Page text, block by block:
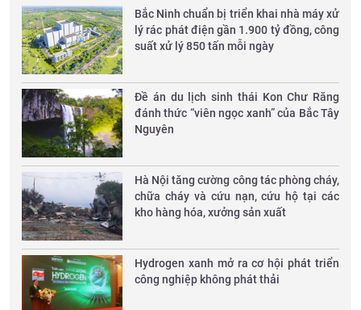
Bắc Ninh chuẩn bị triển khai nhà máy xử
lý rác phát điện gần 1.900 tỷ đồng, công
suất xử lý 850 tấn mỗi ngày
Đề án du lịch sinh thái Kon Chư Răng
đánh thức “viên ngọc xanh” của Bắc Tây
Nguyên
Hà Nội tăng cường công tác phòng cháy,
chữa cháy và cứu nạn, cứu hộ tại các
kho hàng hóa, xưởng sản xuất
Hydrogen xanh mở ra cơ hội phát triển
công nghiệp không phát thải